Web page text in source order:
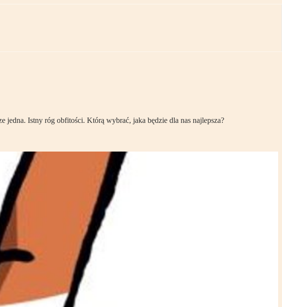
jedna. Istny róg obfitości. Którą wybrać, jaka będzie dla nas najlepsza?